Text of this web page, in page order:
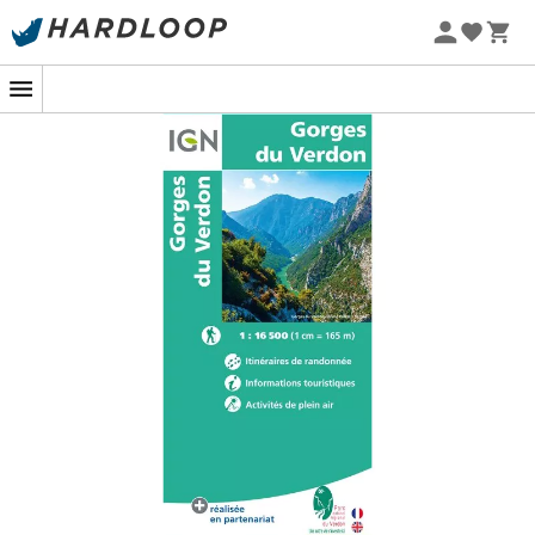
Promos d'été 🔥 -5 % EXTRA dès 2 produits* code Summer5